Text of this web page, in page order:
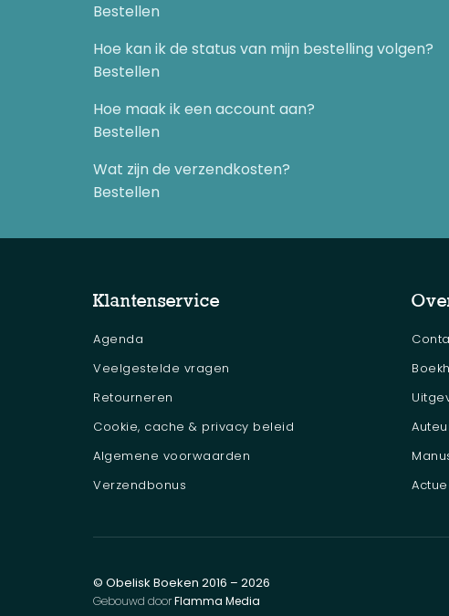
Bestellen
Hoe kan ik de status van mijn bestelling volgen?
Bestellen
Hoe maak ik een account aan?
Bestellen
Wat zijn de verzendkosten?
Bestellen
Klantenservice
Agenda
Veelgestelde vragen
Retourneren
Cookie, cache & privacy beleid
Algemene voorwaarden
Verzendbonus
© Obelisk Boeken 2016 – 2026
Gebouwd doorFlamma Media